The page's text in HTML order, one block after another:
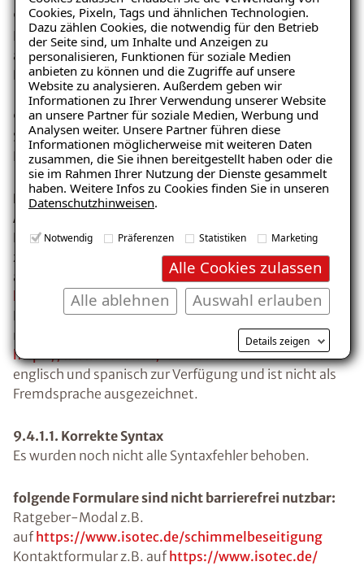
Cookies, Pixeln, Tags und ähnlichen Technologien.
Dazu zählen Cookies, die notwendig für den Betrieb
der Seite sind, um Inhalte und Anzeigen zu
personalisieren, Funktionen für soziale Medien
anbieten zu können und die Zugriffe auf unsere
Website zu analysieren. Außerdem geben wir
Informationen zu Ihrer Verwendung unserer Website
an unsere Partner für soziale Medien, Werbung und
Analysen weiter. Unsere Partner führen diese
Informationen möglicherweise mit weiteren Daten
zusammen, die Sie ihnen bereitgestellt haben oder die
sie im Rahmen Ihrer Nutzung der Dienste gesammelt
haben. Weitere Infos zu Cookies finden Sie in unseren
Datenschutzhinweisen.
Notwendig Präferenzen Statistiken Marketing
Alle Cookies zulassen
Auswahl erlauben
Alle ablehnen
Details zeigen
9.2.4.2. Sinnvolle Dokumenttitel
Bei den Dokumenttiteln fehlt eine immer gleiche,
allgemeine Bezeichnung des Webauftritts.
Die Bezeichnung ""11 ISOTEC 2" ist irreführend
9.2.4.7. Aktuelle Position des Fokus deutlich
Sprachauswahl im Header
Button, um an den Seitenanfang zu gelangen
Prüfschritt 9.3.1.2 Anderssprachige Wörter und
Abschnitte ausgezeichnet
Der Cookiebanner steht nicht für englisch und spanisch
zur Verfügung und ist nicht als Fremdsprache
ausgezeichnet.
https://www.isotec.de/es/company-details die
Erklärung steht nur auf Englisch zur Verfügung und ist
nicht als Fremdsprache ausgezeichnet.
https://www.isotec.de/fachbetriebssuchenicht für
englisch und spanisch zur Verfügung und ist nicht als
Fremdsprache ausgezeichnet.
9.4.1.1. Korrekte Syntax
Es wurden noch nicht alle Syntaxfehler behoben.
folgende Formulare sind nicht barrierefrei nutzbar:
Ratgeber-Modal z.B.
auf https://www.isotec.de/schimmelbeseitigung
Kontaktformular z.B. auf https://www.isotec.de/